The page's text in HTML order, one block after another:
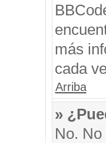
más
cada
Arriba
»
No.